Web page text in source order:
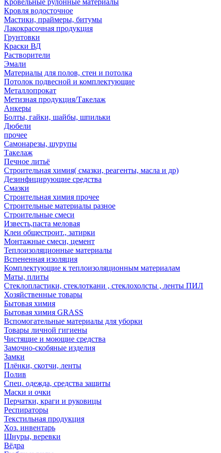
Кровельные рулонные материалы
Кровля водосточное
Мастики, праймеры, битумы
Лакокрасочная продукция
Грунтовки
Краски ВД
Растворители
Эмали
Материалы для полов, стен и потолка
Потолок подвесной и комплектующие
Металлопрокат
Метизная продукция/Такелаж
Анкеры
Болты, гайки, шайбы, шпильки
Дюбели
прочее
Самонарезы, шурупы
Такелаж
Печное литьё
Строительная химия( смазки, реагенты, масла и др)
Дезинфицирующие средства
Смазки
Строительная химия прочее
Строительные материалы разное
Строительные смеси
Известь,паста меловая
Клеи общестроит., затирки
Монтажные смеси, цемент
Теплоизоляционные материалы
Вспененная изоляция
Комплектующие к теплоизоляционным материалам
Маты, плиты
Стеклопластики, стеклоткани , стеклохолсты , ленты ПИЛ
Хозяйственные товары
Бытовая химия
Бытовая химия GRASS
Вспомогательные материалы для уборки
Товары личной гигиены
Чистящие и моющие средства
Замочно-скобяные изделия
Замки
Плёнки, скотчи, ленты
Полив
Спец. одежда, средства защиты
Маски и очки
Перчатки, краги и руковицы
Респираторы
Текстильная продукция
Хоз. инвентарь
Шнуры, веревки
Вёдра